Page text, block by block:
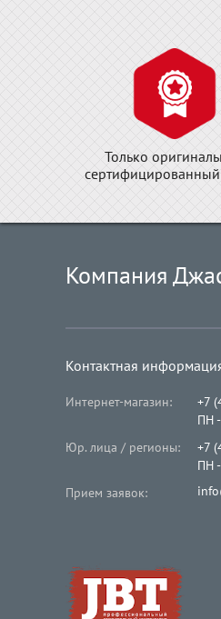
Только
сертифицированный
Компания
Контактная
Интернет-магазин:
+7
ПН
Юр. лица / регионы:
+7
ПН
Прием заявок: